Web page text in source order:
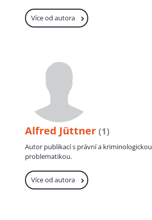
Více od autora
Alfred Jüttner (1)
Autor publikací s právní a kriminologickou
problematikou.
Více od autora